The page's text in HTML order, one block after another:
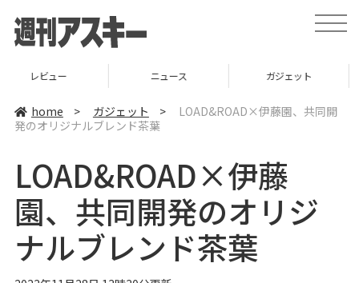
t
o
v
ニュース ガジェット ゲーム
home > ガジェット >
LOAD&ROAD×伊藤園、共同開
発のオリジナルブレンド茶葉
LOAD&ROAD×伊藤
園、共同開発のオリジ
ナルブレンド茶葉